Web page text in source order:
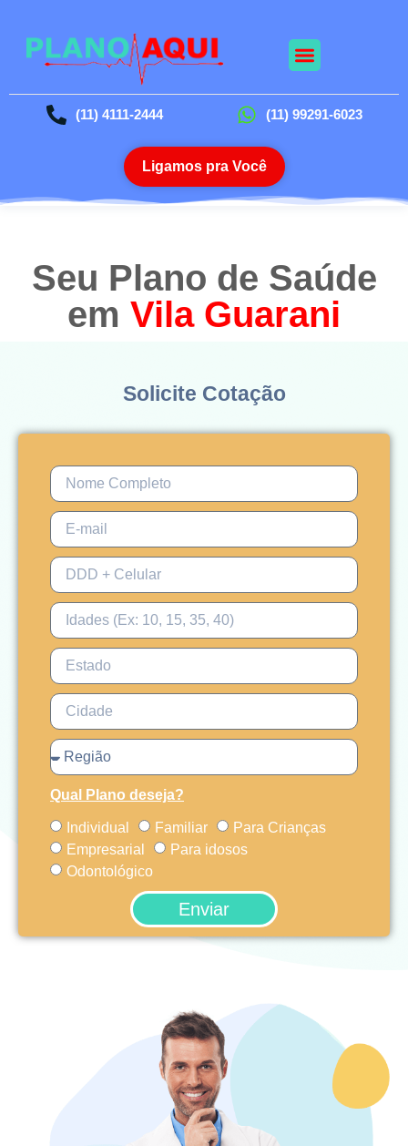
(11) 4111-2444 (11) 99291-6023
Ligamos pra Você
Seu Plano de Saúde
em Vila Guarani
Solicite Cotação
Qual Plano deseja?
Individual Familiar
Para Crianças
Empresarial
Para idosos
Odontológico
Enviar